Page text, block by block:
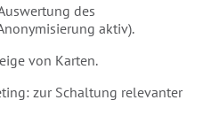
des
aktiv).
von Karten.
zur Schaltung relevanter